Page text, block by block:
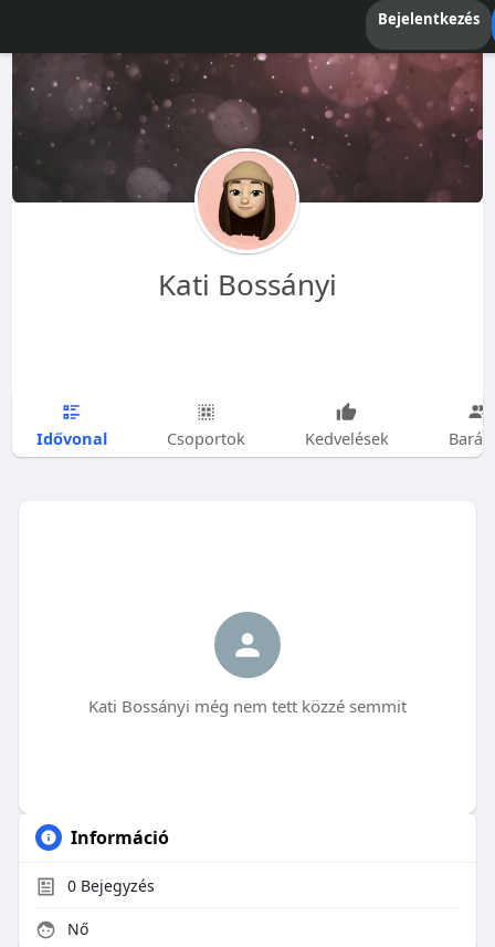
Bejelentkezés
Kati Bossányi
Idővonal Csoportok Kedvelések
Kati Bossányi még nem tett közzé semmit
Információ
0Bejegyzés
Nő